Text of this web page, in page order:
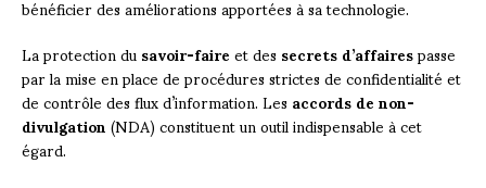
La protection dusavoir-faireet dessecrets d’affairespasse
par la mise en place de procédures strictes de confidentialité et
de contrôle des flux d’information. Lesaccords de non-
divulgation(NDA) constituent un outil indispensable à cet
égard.